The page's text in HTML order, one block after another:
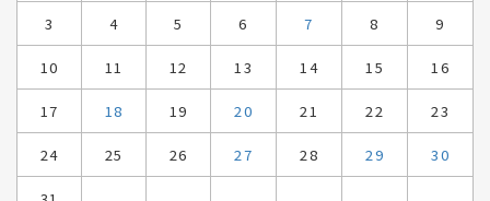
3 4 5 6 7 8 9
10 11 12 13 14 15 16
17 18 19 20 21 22 23
24 25 26 27 28 29 30